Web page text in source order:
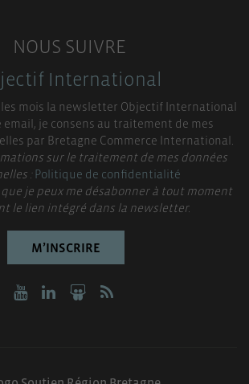
NOUS SUIVRE
International
mois la newsletter Objectif International
email, je consens au traitement de mes
par Bretagne Commerce International.
sur le traitement de mes données
:Politique de confidentialité
que je peux me désabonner à tout moment
le lien intégré dans la newsletter.
M’INSCRIRE